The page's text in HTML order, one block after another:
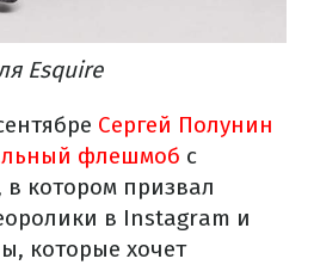
Esquire
Сергей Полунин
флешмоб с
котором призвал
в Instagram и
которые хочет